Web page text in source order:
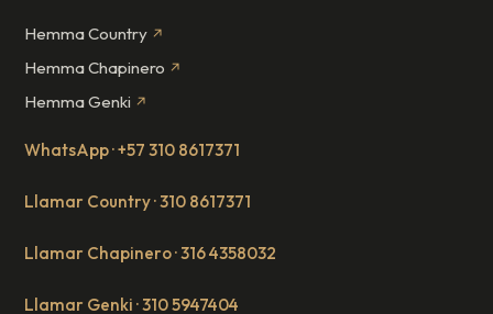
Hemma Country ↗
Hemma Chapinero ↗
Hemma Genki ↗
WhatsApp · +57 310 8617371
Llamar Country · 310 8617371
Llamar Chapinero · 316 4358032
Llamar Genki · 310 5947404